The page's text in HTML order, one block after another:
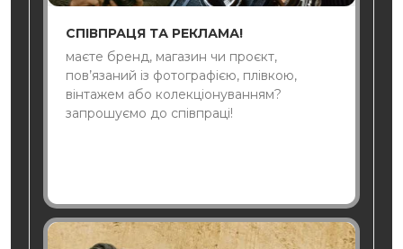
СПІВПРАЦЯ ТА РЕКЛАМА!
маєте бренд, магазин чи проєкт,
пов’язаний із фотографією, плівкою,
вінтажем або колекціонуванням?
запрошуємо до співпраці!